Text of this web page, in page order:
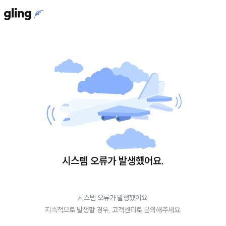
시스템 오류가 발생했어요.
시스템 오류가 발생했어요.
지속적으로 발생할 경우, 고객센터로 문의해주세요.